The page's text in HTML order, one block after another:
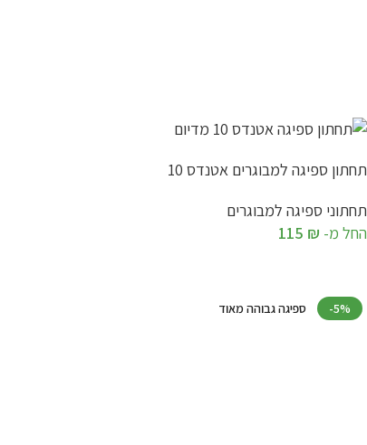
-5% ספיגה גבוהה מאוד
תחתון ספיגה למבוגרים אטנדס 10
תחתוני ספיגה למבוגרים
החל מ-
115 ₪